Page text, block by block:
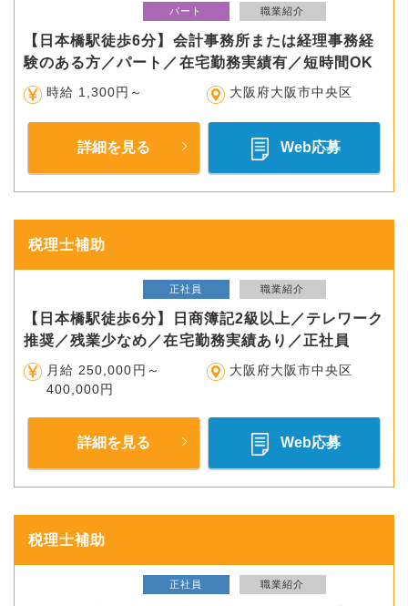
パート 職業紹介
【日本橋駅徒歩6分】会計事務所または経理事務経
験のある方／パート／在宅勤務実績有／短時間OK
時給 1,300円～ 大阪府大阪市中央区
詳細を見る Web応募
税理士補助
正社員 職業紹介
【日本橋駅徒歩6分】日商簿記2級以上／テレワーク
推奨／残業少なめ／在宅勤務実績あり／正社員
月給 250,000円～
400,000円
大阪府大阪市中央区
詳細を見る Web応募
税理士補助
正社員 職業紹介